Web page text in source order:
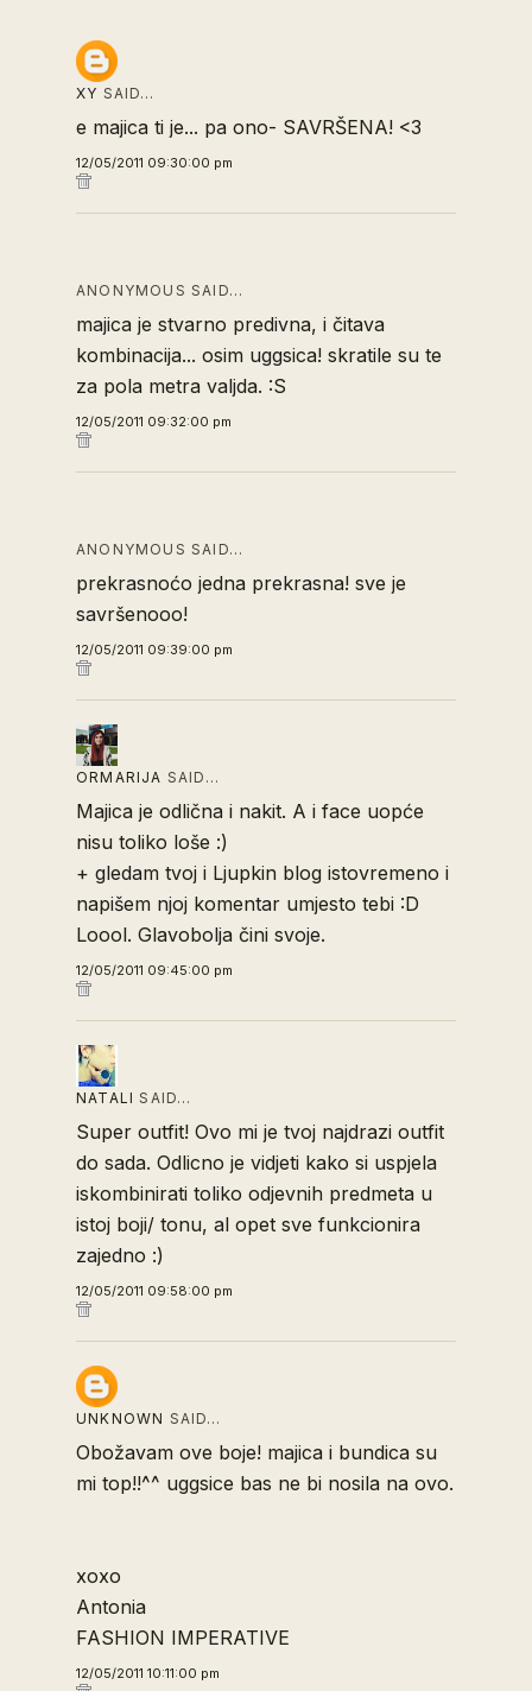
XY SAID…
e majica ti je... pa ono- SAVRŠENA! <3
12/05/2011 09:30:00 pm
ANONYMOUS SAID…
majica je stvarno predivna, i čitava
kombinacija... osim uggsica! skratile su te
za pola metra valjda. :S
12/05/2011 09:32:00 pm
ANONYMOUS SAID…
prekrasnoćo jedna prekrasna! sve je
savršenooo!
12/05/2011 09:39:00 pm
ORMARIJA SAID…
Majica je odlična i nakit. A i face uopće
nisu toliko loše :)
+ gledam tvoj i Ljupkin blog istovremeno i
napišem njoj komentar umjesto tebi :D
Loool. Glavobolja čini svoje.
12/05/2011 09:45:00 pm
NATALI SAID…
Super outfit! Ovo mi je tvoj najdrazi outfit
do sada. Odlicno je vidjeti kako si uspjela
iskombinirati toliko odjevnih predmeta u
istoj boji/ tonu, al opet sve funkcionira
zajedno :)
12/05/2011 09:58:00 pm
UNKNOWN SAID…
Obožavam ove boje! majica i bundica su
mi top!!^^ uggsice bas ne bi nosila na ovo.
xoxo
Antonia
FASHION IMPERATIVE
12/05/2011 10:11:00 pm